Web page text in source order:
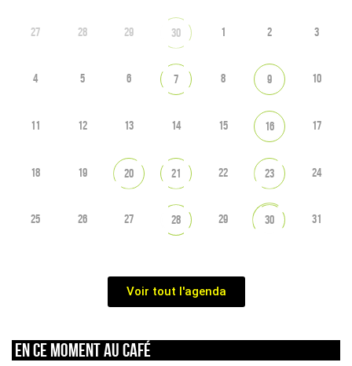
27 28 29 30 1 2 3
4 5 6 7 8 9 10
11 12 13 14 15 16 17
18 19 20 21 22 23 24
25 26 27 28 29 30 31
Voir tout l'agenda
En ce moment au café